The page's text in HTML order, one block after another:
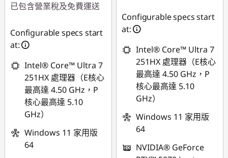
已包含營業稅及免費運送
NT$37,403
Configurable specs start
at:
Intel® Core™ Ultra 7
251HX 處理器（E核心
最高達 4.50 GHz，P
核心最高達 5.10
GHz）
Windows 11 家用版
64
NT$37,342
Configurable specs start
at:
Intel® Core™ Ultra 7
251HX 處理器（E核心
最高達 4.50 GHz，P
核心最高達 5.10
GHz）
Windows 11 家用版
64
NVIDIA® GeForce